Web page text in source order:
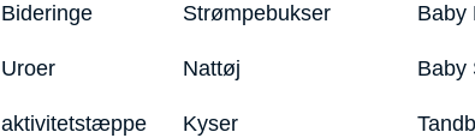
Bideringe
Uroer
aktivitetstæppe
Strømpebukser
Nattøj
Kyser
Baby
Baby